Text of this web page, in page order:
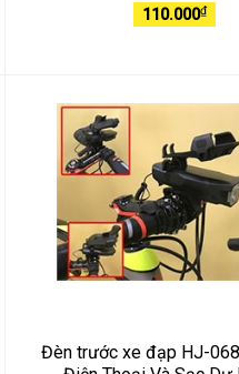
110.000₫
Đèn trước xe đạp HJ-